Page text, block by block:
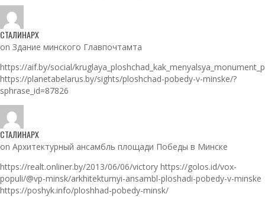
СТАЛИНАРХ
on Здание минского Главпочтамта
https://aif.by/social/
https://planetabelarus.by/sights/ploshchad-pobedy-v-minske/?
sphrase_id=87826
СТАЛИНАРХ
on Архитектурный ансамбль площади Победы в Минске
https://realt.onliner.by/2013/06/06/victory https://golos.id/vox-
populi/@vp-minsk/arkhitekturnyi-ansambl-ploshadi-pobedy-v-minske
https://poshyk.info/ploshhad-pobedy-minsk/